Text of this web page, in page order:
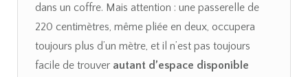
dans un coffre. Mais attention : une passerelle de
220 centimètres, même pliée en deux, occupera
toujours plus d’un mètre, et il n’est pas toujours
facile de trouver autant d’espace disponible